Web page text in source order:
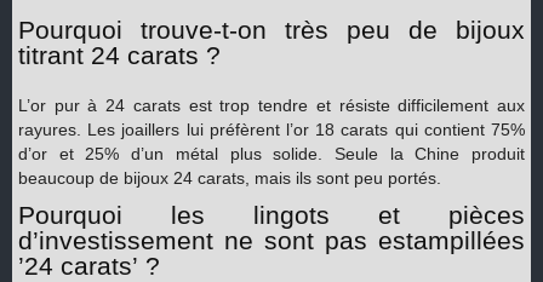
Pourquoi trouve-t-on très peu de bijoux
titrant 24 carats ?
L’or pur à 24 carats est trop tendre et résiste difficilement aux
rayures. Les joaillers lui préfèrent l’or 18 carats qui contient 75%
d’or et 25% d’un métal plus solide. Seule la Chine produit
beaucoup de bijoux 24 carats, mais ils sont peu portés.
Pourquoi les lingots et pièces
d’investissement ne sont pas estampillées
’24 carats’ ?